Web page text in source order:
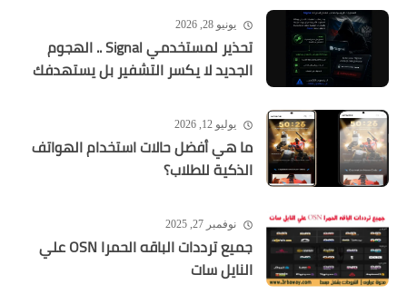
يونيو 28, 2026
تحذير لمستخدمي Signal .. الهجوم
الجديد لا يكسر التشفير بل يستهدفك
يوليو 12, 2026
ما هي أفضل حالات استخدام الهواتف
الذكية للطلاب؟
نوفمبر 27, 2025
جميع ترددات الباقه الحمرا OSN علي
النايل سات